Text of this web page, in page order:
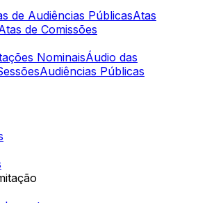
de Audiências PúblicasAtas
de Comissões
NominaisÁudio das
Audiências Públicas